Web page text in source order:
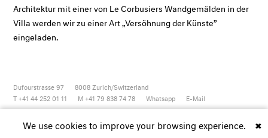
Architektur mit einer von Le Corbusiers Wandgemälden in der
Villa werden wir zu einer Art „Versöhnung der Künste”
eingeladen.
Dufourstrasse 97 8008 Zurich/Switzerland
T +41 44 252 01 11
M +41 79 838 74 78 Whatsapp E-Mail
Newsletter Instagram Vimeo Youtube ✖
We use cookies to improve your browsing experience.